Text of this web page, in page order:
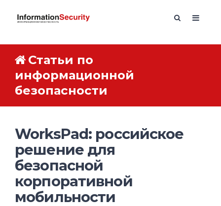
Статьи по
информационной
безопасности
WorksPad: российское
решение для
безопасной
корпоративной
мобильности